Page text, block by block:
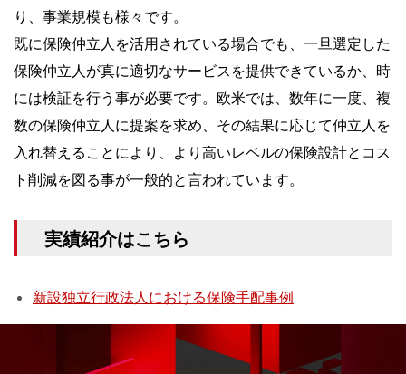
り、事業規模も様々です。
既に保険仲立人を活用されている場合でも、一旦選定した
保険仲立人が真に適切なサービスを提供できているか、時
には検証を行う事が必要です。欧米では、数年に一度、複
数の保険仲立人に提案を求め、その結果に応じて仲立人を
入れ替えることにより、より高いレベルの保険設計とコス
ト削減を図る事が一般的と言われています。
実績紹介はこちら
新設独立行政法人における保険手配事例